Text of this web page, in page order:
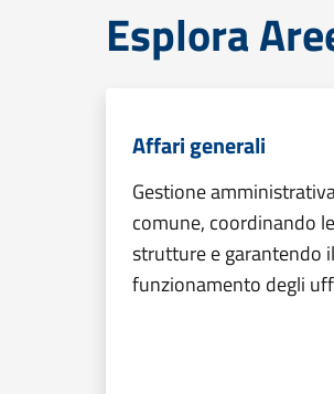
Esplora
Affari generali
Gestione
comune, coordinando
strutture e garantendo
funzionamento degli